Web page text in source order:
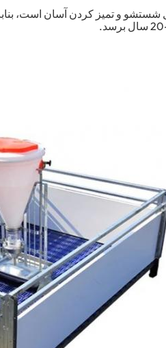
شستشو و تمیز کردن آسان است،